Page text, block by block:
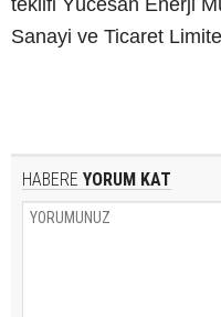
Sanayi ve Ticaret
HABERE YORUM KAT